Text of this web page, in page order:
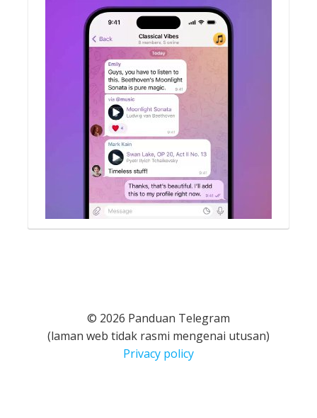
© 2026 Panduan Telegram
(laman web tidak rasmi mengenai utusan)
Privacy policy